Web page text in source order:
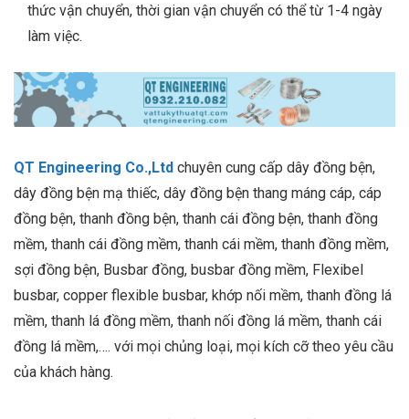
thức vận chuyển, thời gian vận chuyển có thể từ 1-4 ngày
làm việc.
QT Engineering Co.,Ltd chuyên cung cấp dây đồng bện,
dây đồng bện mạ thiếc, dây đồng bện thang máng cáp, cáp
đồng bện, thanh đồng bện, thanh cái đồng bện, thanh đồng
mềm, thanh cái đồng mềm, thanh cái mềm, thanh đồng mềm,
sợi đồng bện, Busbar đồng, busbar đồng mềm, Flexibel
busbar, copper flexible busbar, khớp nối mềm, thanh đồng lá
mềm, thanh lá đồng mềm, thanh nối đồng lá mềm, thanh cái
đồng lá mềm,…. với mọi chủng loại, mọi kích cỡ theo yêu cầu
của khách hàng.